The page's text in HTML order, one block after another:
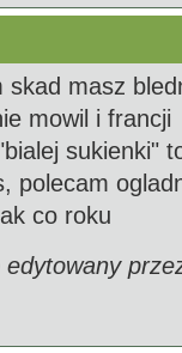
skad masz
mowil i francji
sukienki"
polecam
co roku
edytowany